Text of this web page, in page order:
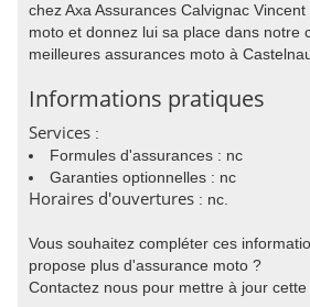
chez Axa Assurances Calvignac
moto et donnez lui sa place dans notre
meilleures assurances moto à
Informations pratiques
Services :
Formules d'assurances : nc
Garanties optionnelles : nc
Horaires d'ouvertures : nc.
Vous souhaitez compléter ces
propose plus d'assurance moto ?
Contactez nous pour mettre à jour cette